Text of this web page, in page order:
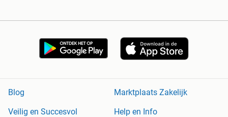
Blog
Marktplaats Zakelijk
Veilig en Succesvol
Help en Info